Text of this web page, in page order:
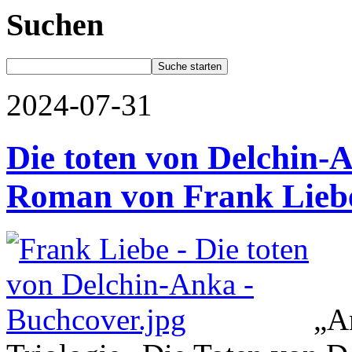
Suchen
2024-07-31
Die toten von Delchin-
Roman von Frank